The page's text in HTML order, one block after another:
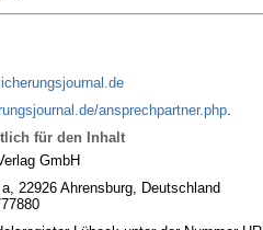
ansprechpartner.php.
für den Inhalt
GmbH
22926 Ahrensburg, Deutschland